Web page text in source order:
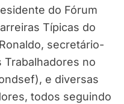
do Fórum
Típicas do
secretário-
Trabalhadores no
e diversas
todos seguindo